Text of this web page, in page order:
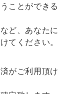
個セット 【 S 】
り塩は間違った
がとうございま
ことができる
ど、あなたに
てください。
がご利用頂け